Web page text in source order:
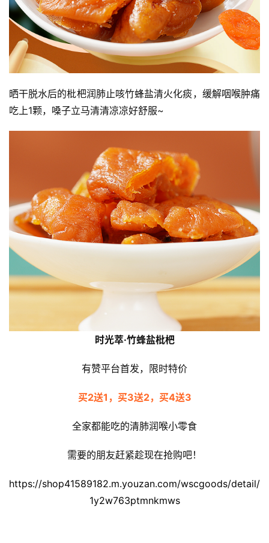
院
巡
视
纪
录
术
政
策
规
责
晒干脱水后的枇杷润肺止咳竹蜂盐清火化痰，缓解咽喉肿痛
吃上1颗，嗓子立马清清凉凉好舒服~
时光萃·竹蜂盐枇杷
有赞平台首发，限时特价
买2送1，买3送2，买4送3
全家都能吃的清肺润喉小零食
需要的朋友赶紧趁现在抢购吧！
https://shop41589182.m.youzan.com/wscgoods/detail/
1y2w763ptmnkmws